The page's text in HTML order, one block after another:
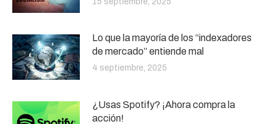
Lo que la mayoría de los “indexadores
de mercado” entiende mal
4 septiembre, 2025
¿Usas Spotify? ¡Ahora compra la
acción!